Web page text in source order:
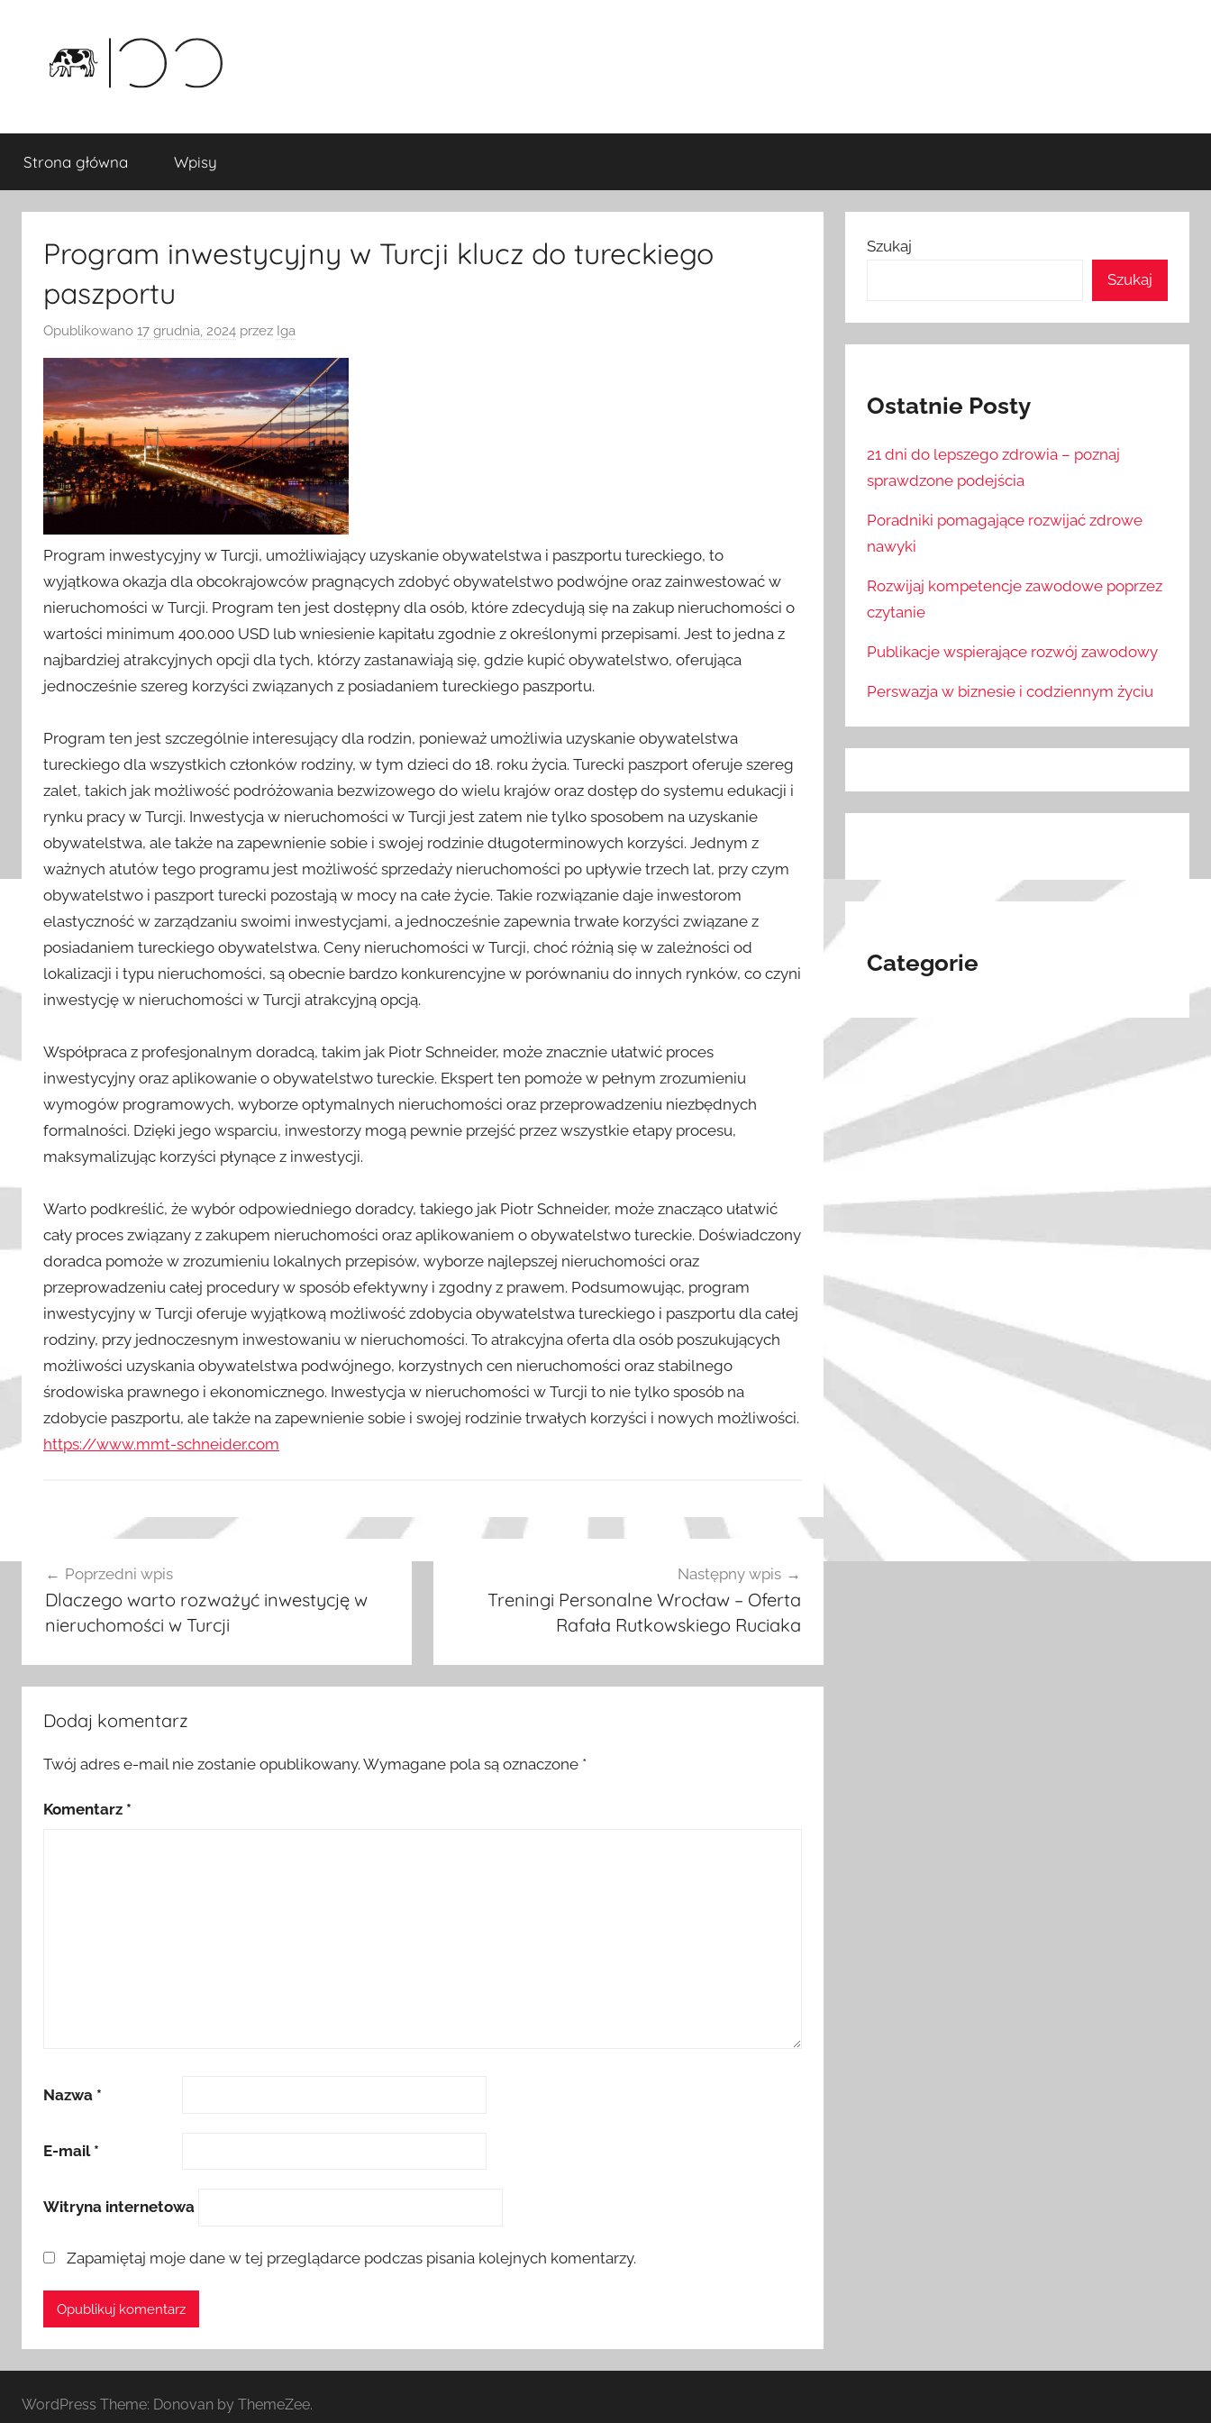
Strona główna Wpisy
Program inwestycyjny w Turcji klucz do tureckiego
paszportu
Opublikowano 17 grudnia, 2024 przez Iga
Program inwestycyjny w Turcji, umożliwiający uzyskanie obywatelstwa i paszportu tureckiego, to
wyjątkowa okazja dla obcokrajowców pragnących zdobyć obywatelstwo podwójne oraz zainwestować w
nieruchomości w Turcji. Program ten jest dostępny dla osób, które zdecydują się na zakup nieruchomości o
wartości minimum 400.000 USD lub wniesienie kapitału zgodnie z określonymi przepisami. Jest to jedna z
najbardziej atrakcyjnych opcji dla tych, którzy zastanawiają się, gdzie kupić obywatelstwo, oferująca
jednocześnie szereg korzyści związanych z posiadaniem tureckiego paszportu.
Program ten jest szczególnie interesujący dla rodzin, ponieważ umożliwia uzyskanie obywatelstwa
tureckiego dla wszystkich członków rodziny, w tym dzieci do 18. roku życia. Turecki paszport oferuje szereg
zalet, takich jak możliwość podróżowania bezwizowego do wielu krajów oraz dostęp do systemu edukacji i
rynku pracy w Turcji. Inwestycja w nieruchomości w Turcji jest zatem nie tylko sposobem na uzyskanie
obywatelstwa, ale także na zapewnienie sobie i swojej rodzinie długoterminowych korzyści. Jednym z
ważnych atutów tego programu jest możliwość sprzedaży nieruchomości po upływie trzech lat, przy czym
obywatelstwo i paszport turecki pozostają w mocy na całe życie. Takie rozwiązanie daje inwestorom
elastyczność w zarządzaniu swoimi inwestycjami, a jednocześnie zapewnia trwałe korzyści związane z
posiadaniem tureckiego obywatelstwa. Ceny nieruchomości w Turcji, choć różnią się w zależności od
lokalizacji i typu nieruchomości, są obecnie bardzo konkurencyjne w porównaniu do innych rynków, co czyni
inwestycję w nieruchomości w Turcji atrakcyjną opcją.
Współpraca z profesjonalnym doradcą, takim jak Piotr Schneider, może znacznie ułatwić proces
inwestycyjny oraz aplikowanie o obywatelstwo tureckie. Ekspert ten pomoże w pełnym zrozumieniu
wymogów programowych, wyborze optymalnych nieruchomości oraz przeprowadzeniu niezbędnych
formalności. Dzięki jego wsparciu, inwestorzy mogą pewnie przejść przez wszystkie etapy procesu,
maksymalizując korzyści płynące z inwestycji.
Warto podkreślić, że wybór odpowiedniego doradcy, takiego jak Piotr Schneider, może znacząco ułatwić
cały proces związany z zakupem nieruchomości oraz aplikowaniem o obywatelstwo tureckie. Doświadczony
doradca pomoże w zrozumieniu lokalnych przepisów, wyborze najlepszej nieruchomości oraz
przeprowadzeniu całej procedury w sposób efektywny i zgodny z prawem. Podsumowując, program
inwestycyjny w Turcji oferuje wyjątkową możliwość zdobycia obywatelstwa tureckiego i paszportu dla całej
rodziny, przy jednoczesnym inwestowaniu w nieruchomości. To atrakcyjna oferta dla osób poszukujących
możliwości uzyskania obywatelstwa podwójnego, korzystnych cen nieruchomości oraz stabilnego
środowiska prawnego i ekonomicznego. Inwestycja w nieruchomości w Turcji to nie tylko sposób na
zdobycie paszportu, ale także na zapewnienie sobie i swojej rodzinie trwałych korzyści i nowych możliwości.
https://www.mmt-schneider.com
s
y
wpisuPoprzedni wpis
Dlaczego warto rozważyć inwestycję w
nieruchomości w Turcji
Następny wpis
Treningi Personalne Wrocław – Oferta
Rafała Rutkowskiego Ruciaka
Dodaj komentarz
Twój adres e-mail nie zostanie opublikowany. Wymagane pola są oznaczone *
Komentarz *
Nazwa *
E-mail *
Witryna internetowa
Zapamiętaj moje dane w tej przeglądarce podczas pisania kolejnych komentarzy.
Szukaj
Szukaj
Ostatnie Posty
21 dni do lepszego zdrowia – poznaj
sprawdzone podejścia
Poradniki pomagające rozwijać zdrowe
nawyki
Rozwijaj kompetencje zawodowe poprzez
czytanie
Publikacje wspierające rozwój zawodowy
Perswazja w biznesie i codziennym życiu
Categorie
WordPress Theme: Donovan by ThemeZee.